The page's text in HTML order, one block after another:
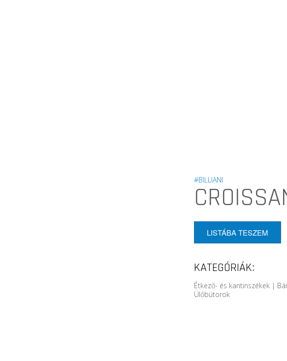
#BILLIANI
LISTÁBA TESZEM
KATEGÓRIÁK:
Étkező- és kantinszékek |
Ülőbútorok